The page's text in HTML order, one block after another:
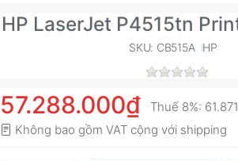
HP LaserJet P4515tn
SKU: CB515A HP
57.288.000₫ Thuế 8%:
Không bao gồm VAT cộng với shipping